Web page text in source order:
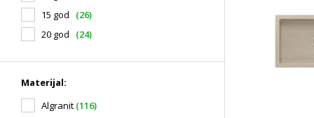
15 god
(26)
20 god
(24)
Materijal:
Algranit (116)